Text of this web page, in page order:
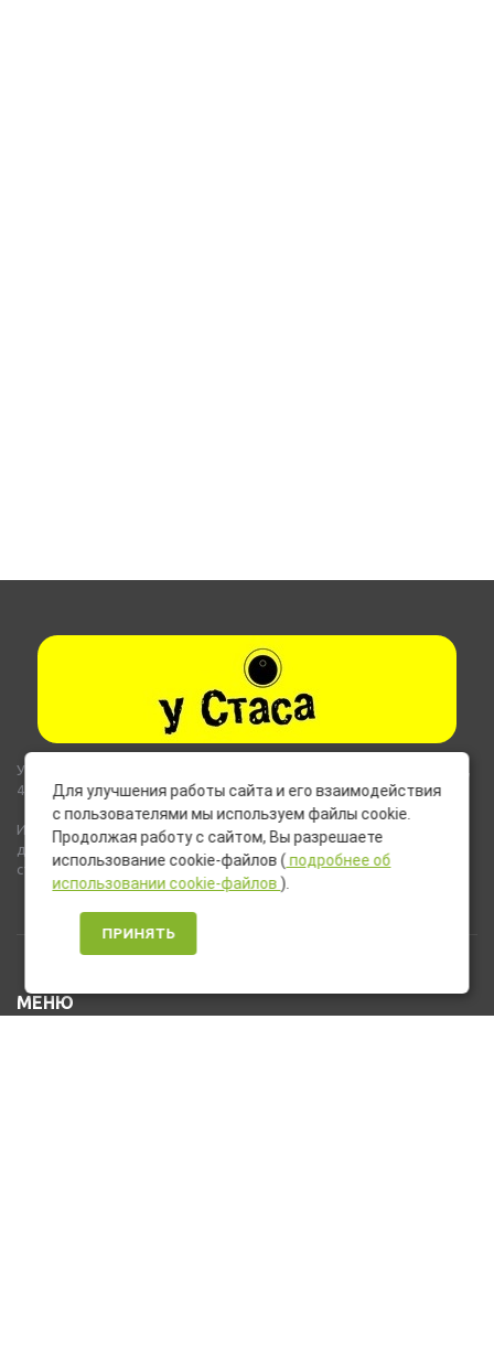
Указанные на сайте цены не являются публичной офертой (ст.435,
437 ГК РФ).
Используемые на сайте изображения товаров могут включать
дополнительное оборудование и компоненты, не входящие в
стандартную комплектацию товара.
МЕНЮ
Для улучшения работы сайта и его взаимодействия
с пользователями мы используем файлы cookie.
Продолжая работу с сайтом, Вы разрешаете
использование cookie-файлов ( подробнее об
использовании cookie-файлов ).
ПРИНЯТЬ